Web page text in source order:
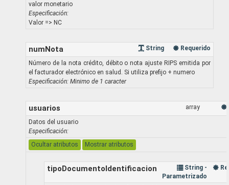
valor monetario
Especificación:
Valor => NC
numNota String Requerido
Número de la nota crédito, débito o nota ajuste RIPS emitida por
el facturador electrónico en salud. Si utiliza prefijo + numero
Especificación: Minimo de 1 caracter
usuarios array
Datos del usuario
Especificación:
Ocultar atributos
Mostrar atributos
tipoDocumentoIdentificacion
String -
Parametrizado